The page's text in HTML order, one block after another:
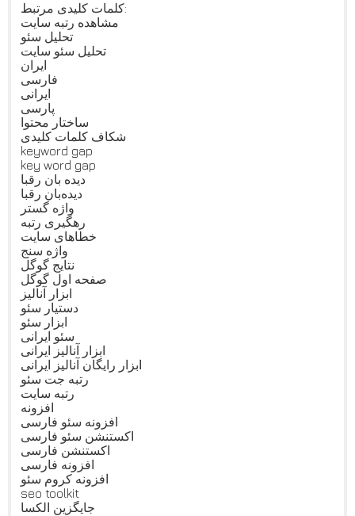
کلمات کلیدی مرتبط:
مشاهده رتبه سایت
تحلیل سئو
تحلیل سئو سایت
ایران
فارسی
ایرانی
پارسی
ساختار محتوا
شکاف کلمات کلیدی
keyword gap
key word gap
دیده بان رقبا
دیده‌بان رقبا
واژه گستر
رهگیری رتبه
خطاهای سایت
واژه سنج
نتایج گوگل
صفحه اول گوگل
ابزار آنالیز
دستیار سئو
ابزار سئو
سئو ایرانی
ابزار آنالیز ایرانی
ابزار رایگان آنالیز ایرانی
رتبه جت سئو
رتبه سایت
افزونه
افزونه سئو فارسی
اکستنشن سئو فارسی
اکستنشن فارسی
افزونه فارسی
افزونه کروم سئو
seo toolkit
جایگزین الکسا